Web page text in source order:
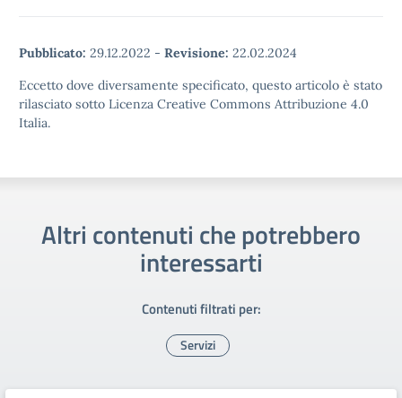
Pubblicato: 29.12.2022 - Revisione: 22.02.2024
Eccetto dove diversamente specificato, questo articolo è stato
rilasciato sotto Licenza Creative Commons Attribuzione 4.0
Italia.
Altri contenuti che potrebbero
interessarti
Contenuti filtrati per:
Servizi